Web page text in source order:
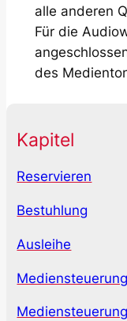
alle anderen
Für die
des
Kapitel
Reservieren
Bestuhlung
Ausleihe